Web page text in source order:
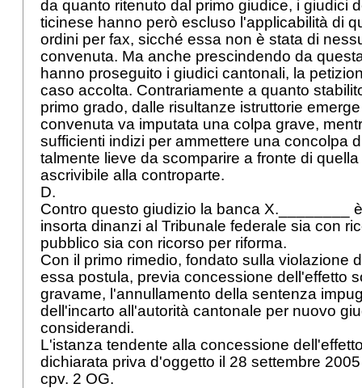
da quanto ritenuto dal primo giudice, i giudici
ticinese hanno però escluso l'applicabilità di
ordini per fax, sicché essa non è stata di
convenuta. Ma anche prescindendo da
hanno proseguito i giudici cantonali, la
caso accolta. Contrariamente a quanto
primo grado, dalle risultanze istruttorie
convenuta va imputata una colpa grave,
sufficienti indizi per ammettere una concolpa
talmente lieve da scomparire a fronte di
ascrivibile alla controparte.
D.
Contro questo giudizio la banca X.________
insorta dinanzi al Tribunale federale sia con
pubblico sia con ricorso per riforma.
Con il primo rimedio, fondato sulla violazione
essa postula, previa concessione dell'effetto
gravame, l'annullamento della sentenza
dell'incarto all'autorità cantonale per nuovo
considerandi.
L'istanza tendente alla concessione
dichiarata priva d'oggetto il 28 settembre
cpv. 2 OG.